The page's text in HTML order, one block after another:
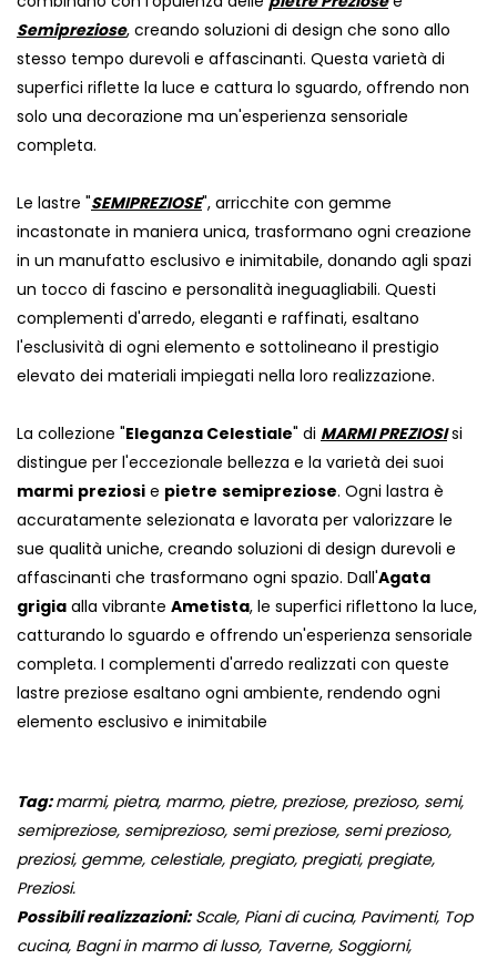
Semipreziose, creando soluzioni di design che sono allo
stesso tempo durevoli e affascinanti. Questa varietà di
superfici riflette la luce e cattura lo sguardo, offrendo non
solo una decorazione ma un'esperienza sensoriale
completa.
Le lastre "SEMIPREZIOSE", arricchite con gemme
incastonate in maniera unica, trasformano ogni creazione
in un manufatto esclusivo e inimitabile, donando agli spazi
un tocco di fascino e personalità ineguagliabili. Questi
complementi d'arredo, eleganti e raffinati, esaltano
l'esclusività di ogni elemento e sottolineano il prestigio
elevato dei materiali impiegati nella loro realizzazione.
La collezione "Eleganza Celestiale" di MARMI PREZIOSIsi
distingue per l'eccezionale bellezza e la varietà dei suoi
marmi preziosi e pietre semipreziose. Ogni lastra è
accuratamente selezionata e lavorata per valorizzare le
sue qualità uniche, creando soluzioni di design durevoli e
affascinanti che trasformano ogni spazio. Dall'Agata
grigia alla vibrante Ametista, le superfici riflettono la luce,
catturando lo sguardo e offrendo un'esperienza sensoriale
completa. I complementi d'arredo realizzati con queste
lastre preziose esaltano ogni ambiente, rendendo ogni
elemento esclusivo e inimitabile
Tag:marmi, pietra, marmo, pietre, preziose, prezioso, semi,
semipreziose, semiprezioso, semi preziose, semi prezioso,
preziosi, gemme, celestiale, pregiato, pregiati, pregiate,
Preziosi.
Possibili realizzazioni:Scale, Piani di cucina, Pavimenti, Top
cucina, Bagni in marmo di lusso, Taverne, Soggiorni,